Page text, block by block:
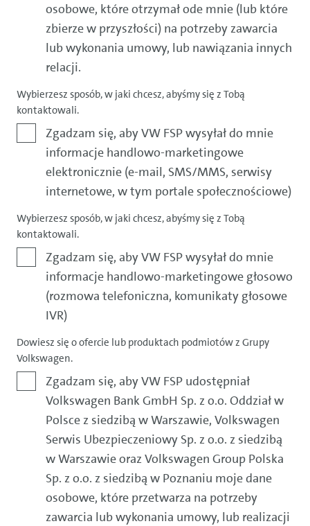
osobowe, które otrzymał ode mnie (lub które
zbierze w przyszłości) na potrzeby zawarcia
lub wykonania umowy, lub nawiązania innych
relacji.
Wybierzesz sposób, w jaki chcesz, abyśmy się z Tobą
kontaktowali.
Zgadzam się, aby VW FSP wysyłał do mnie
informacje handlowo-marketingowe
elektronicznie (e-mail, SMS/MMS, serwisy
internetowe, w tym portale społecznościowe)
Wybierzesz sposób, w jaki chcesz, abyśmy się z Tobą
kontaktowali.
Zgadzam się, aby VW FSP wysyłał do mnie
informacje handlowo-marketingowe głosowo
(rozmowa telefoniczna, komunikaty głosowe
IVR)
Dowiesz się o ofercie lub produktach podmiotów z Grupy
Volkswagen.
Zgadzam się, aby VW FSP udostępniał
Volkswagen Bank GmbH Sp. z o.o. Oddział w
Polsce z siedzibą w Warszawie, Volkswagen
Serwis Ubezpieczeniowy Sp. z o.o. z siedzibą
w Warszawie oraz Volkswagen Group Polska
Sp. z o.o. z siedzibą w Poznaniu moje dane
osobowe, które przetwarza na potrzeby
zawarcia lub wykonania umowy, lub realizacji